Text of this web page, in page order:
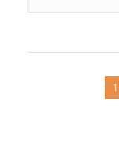
1